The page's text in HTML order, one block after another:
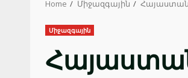
Home Միջազգային
Միջազգային